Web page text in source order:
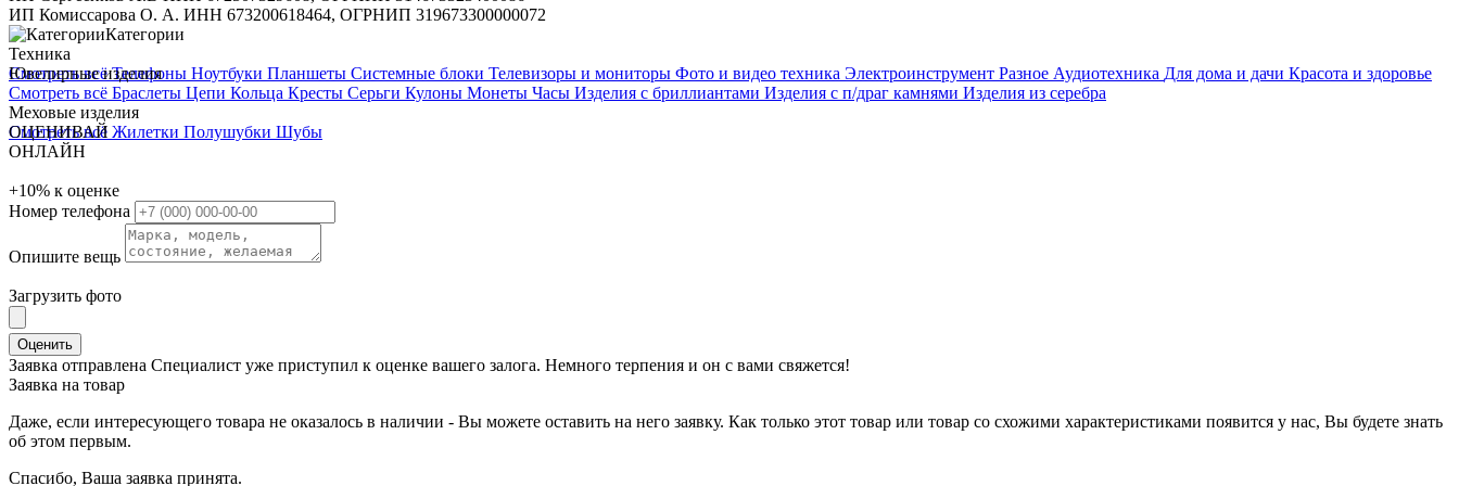
ИП Комиссарова О. А. ИНН 673200618464, ОГРНИП 319673300000072
Категории
Техника
Смотреть всёТелефоны Ноутбуки Планшеты Системные блоки Телевизоры и мониторы Фото и видео техника Электроинструмент Разное Аудиотехника Для дома и дачи Красота и здоровье
Ювелирные изделия
Смотреть всё Браслеты Цепи Кольца Кресты Серьги Кулоны Монеты Часы Изделия с бриллиантами Изделия с п/драг камнями Изделия из серебра
Меховые изделия
Смотреть всё Жилетки Полушубки Шубы
ОЦЕНИВАЙ
ОНЛАЙН
+10% к оценке
Номер телефона
Опишите вещь
Загрузить фото
Оценить
Заявка отправлена Специалист уже приступил к оценке вашего залога. Немного терпения и он с вами свяжется!
Заявка на товар
Даже, если интересующего товара не оказалось в наличии - Вы можете оставить на него заявку. Как только этот товар или товар со схожими характеристиками появится у нас, Вы будете знать
об этом первым.
Спасибо, Ваша заявка принята.